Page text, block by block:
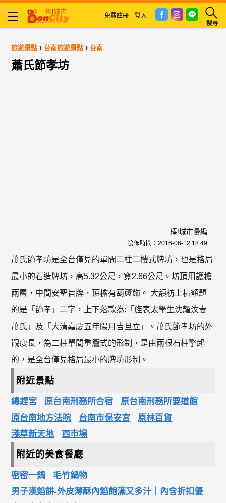
搜尋
免費註冊 登入
旅遊景點 › 台南旅遊景點 › 台南
蕭氏節孝坊
棒!城市彙編
發佈時間： 2016-06-12 18:49
蕭氏節孝坊是全台僅見的單間二柱二樓式牌坊，也是格局
最小的石造牌坊，高5.32公尺，寬2.66公尺。坊頂用護檐
兩層，中間安聖旨牌，頂檐有葫蘆飾。 大額枋上橫額題
的是「節孝」二字，上下落款為:「旌表太學生沈耀汶妻
蕭氏」及「大清嘉慶五年陽月吉旦立」。蕭氏節孝坊的外
觀瘦長，為二柱單間重簷式的形制，是由兩根石柱擎起
的，是全台僅見格局最小的牌坊形制。
附近景點
總趕宮 原台南刑務所合宿
原台南刑務所要道館
原台南地方法院
台南市保安宮
原林百貨
淺草新天地
西市場
附近的美食餐廳
密密一鍋
毛竹鍋物
男子漢餡餅-外皮薄酥內餡飽滿又多汁｜內含折扣優